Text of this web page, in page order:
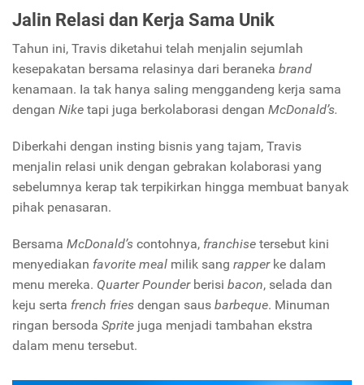
Jalin Relasi dan Kerja Sama Unik
Tahun ini, Travis diketahui telah menjalin sejumlah
kesepakatan bersama relasinya dari beraneka brand
kenamaan. Ia tak hanya saling menggandeng kerja sama
dengan Nike tapi juga berkolaborasi dengan McDonald’s.
Diberkahi dengan insting bisnis yang tajam, Travis
menjalin relasi unik dengan gebrakan kolaborasi yang
sebelumnya kerap tak terpikirkan hingga membuat banyak
pihak penasaran.
Bersama McDonald’s contohnya, franchise tersebut kini
menyediakan favorite meal milik sang rapperke dalam
menu mereka. Quarter Pounderberisi bacon, selada dan
keju serta french fries dengan saus barbeque. Minuman
ringan bersoda Sprite juga menjadi tambahan ekstra
dalam menu tersebut.